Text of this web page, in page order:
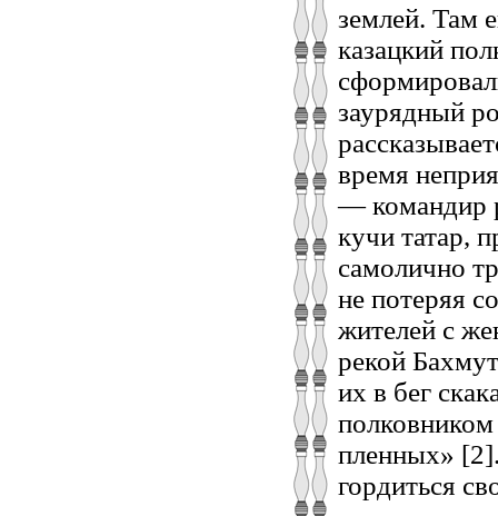
землей. Там
казацкий
заурядный
время
— командир
кучи татар,
самолично
не потеряя
жителей с
рекой
их в бег
полковником
пленных»
гордиться